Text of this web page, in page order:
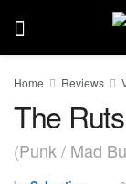
Home Reviews
The
(Punk / Mad